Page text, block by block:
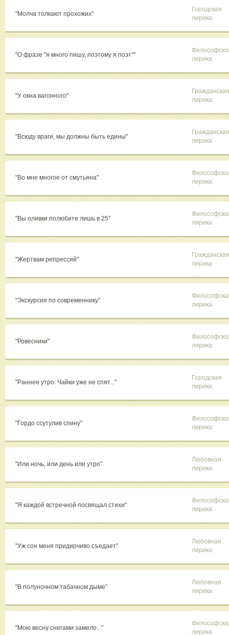
"Молча толкают прохожих"
Городская
лирика
"О фразе "я много пишу, поэтому я поэт""
лирика
"У окна вагонного"
Гражданская
лирика
"Всюду враги, мы должны быть едины"
Гражданская
лирика
"Во мне многое от смутьяна"
лирика
"Вы оливки полюбите лишь в 25"
лирика
"Жертвам репрессий"
Гражданская
лирика
"Экскурсия по современнику"
лирика
"Ровесники"
лирика
"Раннее утро. Чайки уже не спят..."
Городская
лирика
"Гордо ссутулив спину"
лирика
"Или ночь, или день или утро"
Любовная
лирика
"Я каждой встречной посвящал стихи"
лирика
"Уж сон меня придирчиво съедает"
Любовная
лирика
"В полуночном табачном дыме"
Любовная
лирика
"Мою весну снегами замело..."
лирика